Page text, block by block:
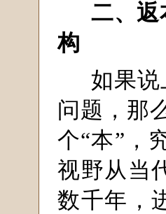
二、返
构
如果说
问题，那
个“本”，
视野从当
数千年，